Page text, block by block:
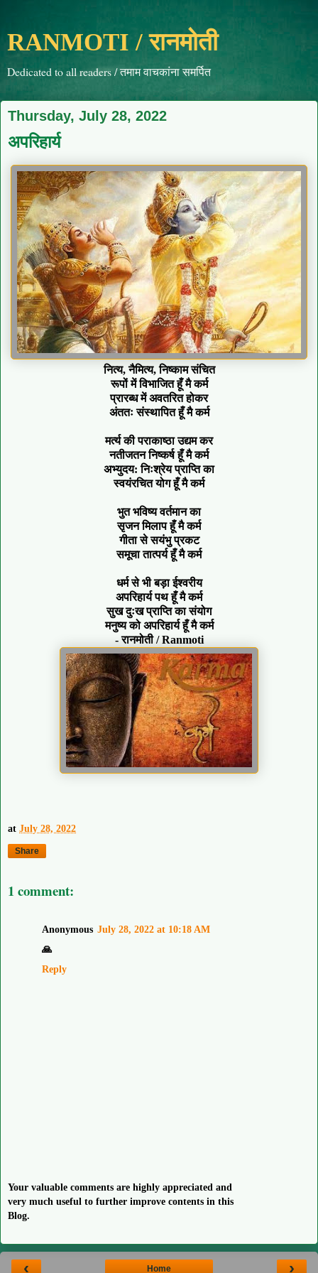
RANMOTI / रानमोती
Dedicated to all readers / तमाम वाचकांना समर्पित
Thursday, July 28, 2022
अपरिहार्य
नित्य, नैमित्य, निष्काम संचित
रूपों में विभाजित हूँ मै कर्म
प्रारब्ध में अवतरित होकर
अंततः संस्थापित हूँ मै कर्म
मर्त्य की पराकाष्ठा उद्यम कर
नतीजतन निष्कर्ष हूँ मै कर्म
अभ्युदय: निःश्रेय प्राप्ति का
स्वयंरचित योग हूँ मै कर्म
भुत भविष्य वर्तमान का
सृजन मिलाप हूँ मै कर्म
गीता से सयंभु प्रकट
समूचा तात्पर्य हूँ मै कर्म
धर्म से भी बड़ा ईश्वरीय
अपरिहार्य पथ हूँ मै कर्म
सुख दुःख प्राप्ति का संयोग
मनुष्य को अपरिहार्य हूँ मै कर्म
- रानमोती / Ranmoti
at July 28, 2022
Share
1 comment:
Anonymous July 28, 2022 at 10:18 AM
🙏
Reply
Your valuable comments are highly appreciated and
very much useful to further improve contents in this
Blog.
‹ ›
Home